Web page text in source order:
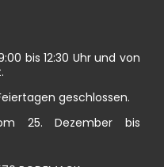
bis 12:30 Uhr und von
geschlossen.
25. Dezember bis